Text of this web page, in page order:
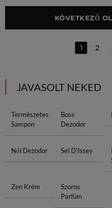
KÖVETKEZŐ
1 2
JAVASOLT NEKED
Természetes
Sampon
Boss
Dezodor
Női Dezodor Sel D'Issey
Zen Krém
Szoros
Parfüm